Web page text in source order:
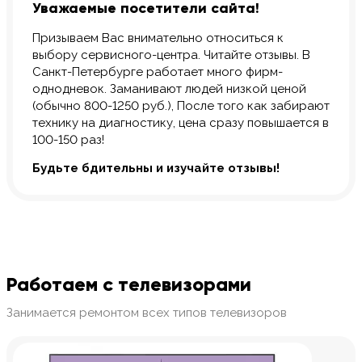
Уважаемые посетители сайта!
Призываем Вас внимательно относиться к
выбору сервисного-центра. Читайте отзывы. В
Санкт-Петербурге работает много фирм-
однодневок. Заманивают людей низкой ценой
(обычно 800-1250 руб.), После того как забирают
технику на диагностику, цена сразу повышается в
100-150 раз!
Будьте бдительны и изучайте отзывы!
Работаем с телевизорами
Занимается ремонтом всех типов телевизоров